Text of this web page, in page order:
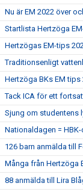
Nu är EM 2022 över
Startlista Hertzöga
Hertzögas EM-tips
Traditionsenligt
Hertzöga BKs EM tips
Tack ICA för ett
Sjung om studentens
Nationaldagen =
126 barn anmälda till
Många från Hertzöga
88 anmälda till Lira